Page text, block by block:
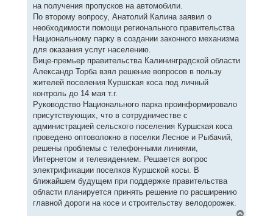
на получения пропусков на автомобили.
По второму вопросу, Анатолий Калина заявил о
необходимости помощи регионального правительства
Национальному парку в создании законного механизма
для оказания услуг населению.
Вице-премьер правительства Калининградской области
Александр Торба взял решение вопросов в пользу
жителей поселения Куршская коса под личный
контроль до 14 мая т.г.
Руководство Национального парка проинформировало
присутствующих, что в сотрудничестве с
администрацией сельского поселения Куршская коса
проведено оптоволокно в поселки Лесное и Рыбачий,
решены проблемы с телефонными линиями,
Интернетом и телевидением. Решается вопрос
электрификации поселков Куршской косы. В
ближайшем будущем при поддержке правительства
области планируется принять решение по расширению
главной дороги на косе и строительству велодорожек.